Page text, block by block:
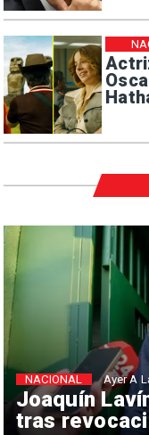
Joaquín
tras
NACIONAL Ayer A